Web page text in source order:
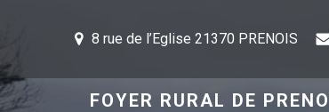
8 rue de l’Eglise 21370 PRENOIS
FOYER RURAL DE